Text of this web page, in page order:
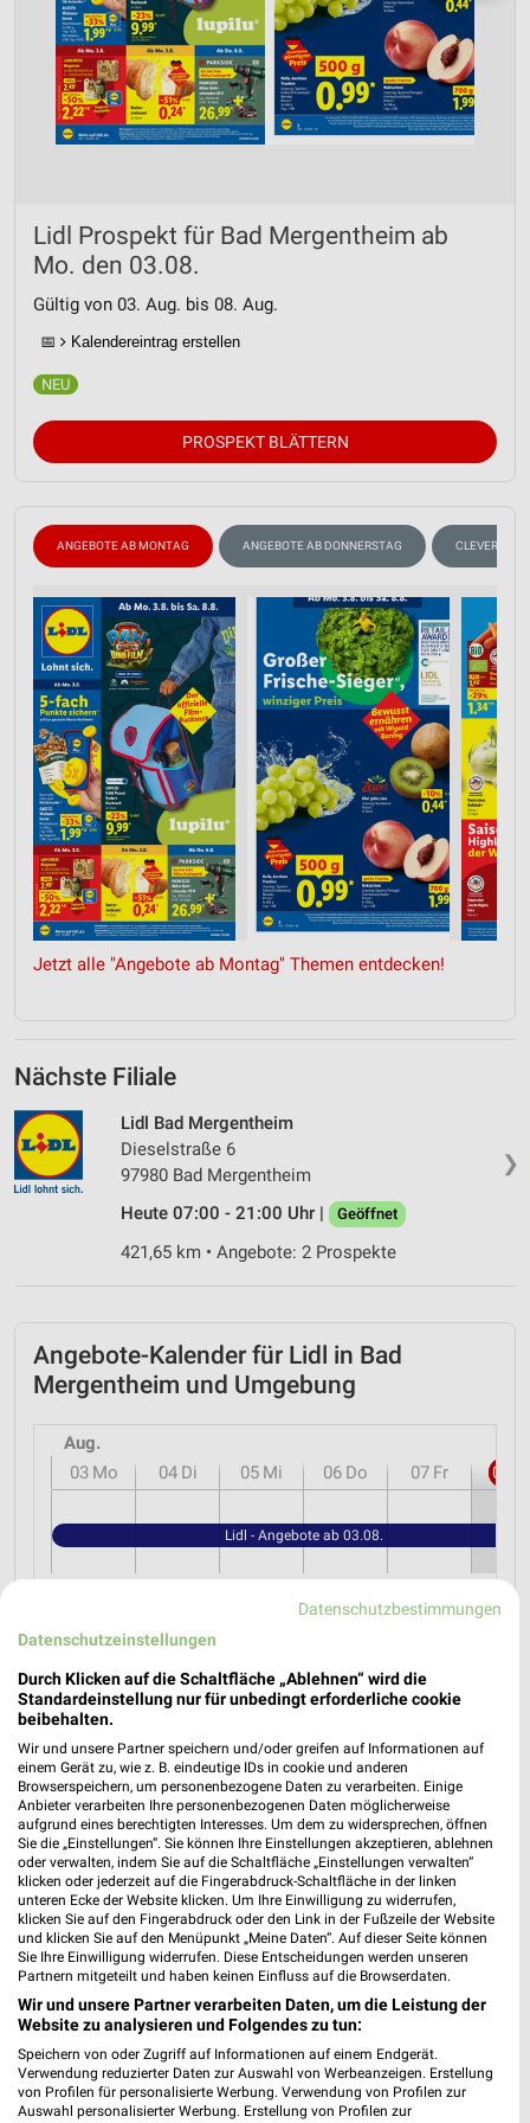
Lidl Prospekt für Bad Mergentheim ab
Mo. den 03.08.
Gültig von 03. Aug. bis 08. Aug.
📅 Kalendereintrag erstellen
PROSPEKT BLÄTTERN
ANGEBOTE AB MONTAG ANGEBOTE AB DONNERSTAG CLEVER
Jetzt alle "Angebote ab Montag" Themen entdecken!
Nächste Filiale
❯
Lidl Bad Mergentheim
Dieselstraße 6
97980 Bad Mergentheim
Heute 07:00 - 21:00 Uhr |
Geöffnet
421,65 km • Angebote: 2 Prospekte
Angebote-Kalender für Lidl in Bad
Mergentheim und Umgebung
Aug.
03 Mo 04 Di 05 Mi 06 Do 07 Fr 08
Lidl - Angebote ab 03.08.
weekli Magazin
Erlebe mit Lidl und Andre Agassi die neuesten Silvercrest Küchengeräte
17.04.2026
Mit Lidl Plus 3 für 2 - im laut DtGv besten Backshop
10.04.2026
Datenschutzbestimmungen
Datenschutzeinstellungen
Durch Klicken auf die Schaltfläche „Ablehnen“ wird die
Standardeinstellung nur für unbedingt erforderliche cookie
beibehalten.
Wir und unsere Partner speichern und/oder greifen auf Informationen auf
einem Gerät zu, wie z. B. eindeutige IDs in cookie und anderen
Browserspeichern, um personenbezogene Daten zu verarbeiten. Einige
Anbieter verarbeiten Ihre personenbezogenen Daten möglicherweise
aufgrund eines berechtigten Interesses. Um dem zu widersprechen, öffnen
Sie die „Einstellungen“. Sie können Ihre Einstellungen akzeptieren, ablehnen
oder verwalten, indem Sie auf die Schaltfläche „Einstellungen verwalten“
klicken oder jederzeit auf die Fingerabdruck-Schaltfläche in der linken
unteren Ecke der Website klicken. Um Ihre Einwilligung zu widerrufen,
klicken Sie auf den Fingerabdruck oder den Link in der Fußzeile der Website
und klicken Sie auf den Menüpunkt „Meine Daten“. Auf dieser Seite können
Sie Ihre Einwilligung widerrufen. Diese Entscheidungen werden unseren
Partnern mitgeteilt und haben keinen Einfluss auf die Browserdaten.
Wir und unsere Partner verarbeiten Daten, um die Leistung der
Website zu analysieren und Folgendes zu tun:
Speichern von oder Zugriff auf Informationen auf einem Endgerät.
Verwendung reduzierter Daten zur Auswahl von Werbeanzeigen. Erstellung
von Profilen für personalisierte Werbung. Verwendung von Profilen zur
Auswahl personalisierter Werbung. Erstellung von Profilen zur